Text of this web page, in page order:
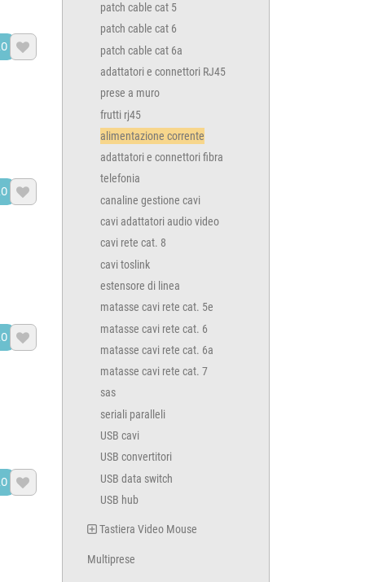




patch cable cat 5
patch cable cat 6
patch cable cat 6a
adattatori e connettori RJ45
prese a muro
frutti rj45
alimentazione corrente
adattatori e connettori fibra
telefonia
canaline gestione cavi
cavi adattatori audio video
cavi rete cat. 8
cavi toslink
estensore di linea
matasse cavi rete cat. 5e
matasse cavi rete cat. 6
matasse cavi rete cat. 6a
matasse cavi rete cat. 7
sas
seriali paralleli
USB cavi
USB convertitori
USB data switch
USB hub
Tastiera Video Mouse
Multiprese